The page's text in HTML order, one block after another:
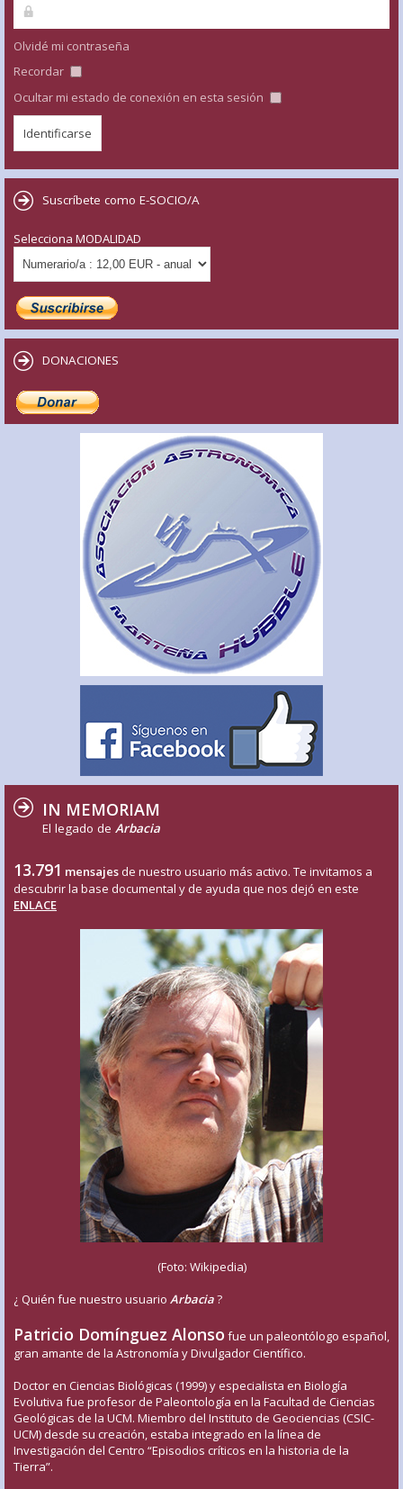
Olvidé mi contraseña
Recordar
Ocultar mi estado de conexión en esta sesión
Suscríbete como E-SOCIO/A
Selecciona MODALIDAD
DONACIONES
IN MEMORIAM
El legado de Arbacia
13.791 mensajes de nuestro usuario más activo. Te invitamos a
descubrir la base documental y de ayuda que nos dejó en este
ENLACE
(Foto: Wikipedia)
¿ Quién fue nuestro usuario Arbacia?
Patricio Domínguez Alonso fue un paleontólogo español,
gran amante de la Astronomía y Divulgador Científico.
Doctor en Ciencias Biológicas (1999) y especialista en Biología
Evolutiva fue profesor de Paleontología en la Facultad de Ciencias
Geológicas de la UCM. Miembro del Instituto de Geociencias (CSIC-
UCM) desde su creación, estaba integrado en la línea de
Investigación del Centro “Episodios críticos en la historia de la
Tierra”.